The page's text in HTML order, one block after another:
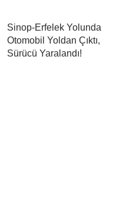
Sinop-Erfelek Yolunda
Otomobil Yoldan Çıktı,
Sürücü Yaralandı!